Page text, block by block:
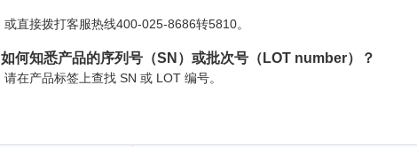
或直接拨打客服热线400-025-8686转5810。
如何知悉产品的序列号（SN）或批次号（LOT number）？
请在产品标签上查找 SN 或 LOT 编号。